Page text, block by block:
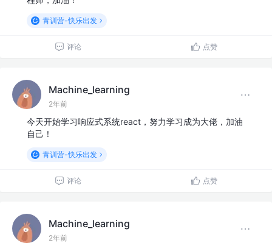
青训营-快乐出发
评论 点赞
Machine_learning
2年前
今天开始学习响应式系统react，努力学习成为大佬，加油
自己！
青训营-快乐出发
评论 点赞
Machine_learning
2年前